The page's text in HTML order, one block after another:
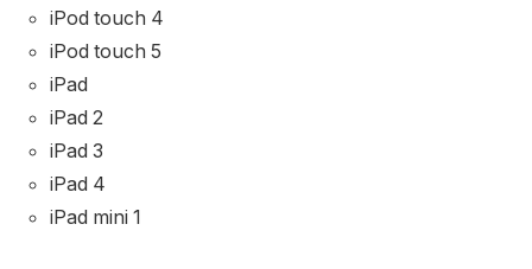
iPod touch 4
iPod touch 5
iPad
iPad 2
iPad 3
iPad 4
iPad mini 1